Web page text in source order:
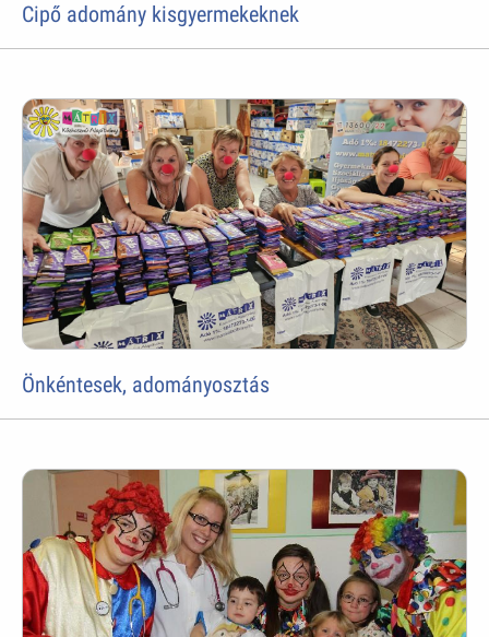
Cipő adomány kisgyermekeknek
Önkéntesek, adományosztás